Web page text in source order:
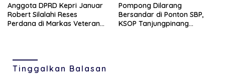
Anggota DPRD Kepri Januar
Robert Silalahi Reses
Perdana di Markas Veteran
Pompong Dilarang
Bersandar di Ponton SBP,
KSOP Tanjungpinang
Tinggalkan Balasan